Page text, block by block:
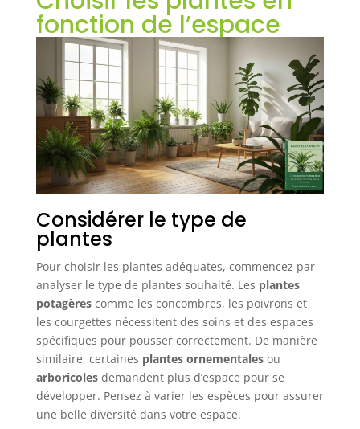
fonction de l’espace
Considérer le type de
plantes
Pour choisir les plantes adéquates, commencez par
analyser le type de plantes souhaité. Les plantes
potagèrescomme les concombres, les poivrons et
les courgettes nécessitent des soins et des espaces
spécifiques pour pousser correctement. De manière
similaire, certaines plantes ornementalesou
arboricolesdemandent plus d’espace pour se
développer. Pensez à varier les espèces pour assurer
une belle diversité dans votre espace.